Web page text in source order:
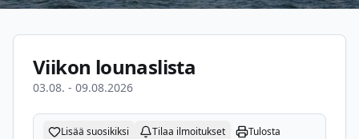
Viikon lounaslista
03.08. - 09.08.2026
Lisää suosikiksi Tilaa ilmoitukset
Tulosta